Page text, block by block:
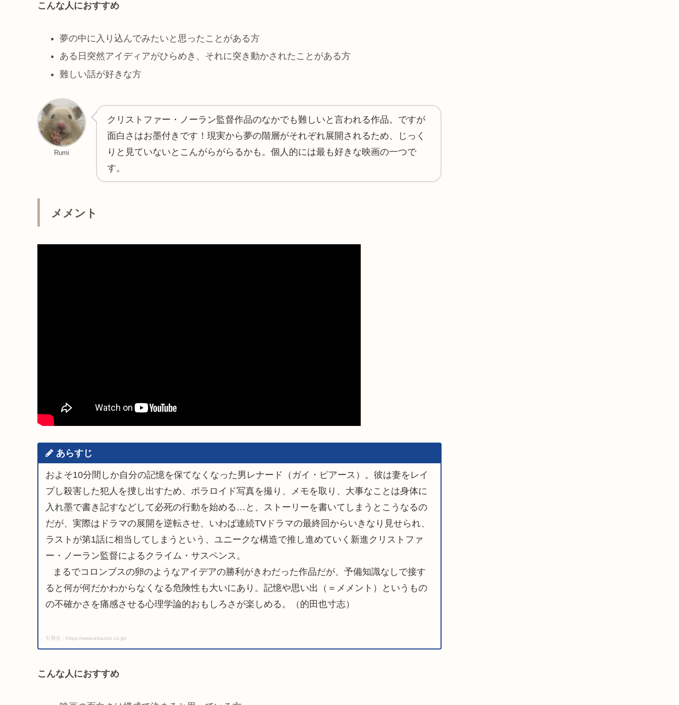
こんな人におすすめ
夢の中に入り込んでみたいと思ったことがある方
ある日突然アイディアがひらめき、それに突き動かされたことがある方
難しい話が好きな方
Rumi
クリストファー・ノーラン監督作品のなかでも難しいと言われる作品。ですが
面白さはお墨付きです！現実から夢の階層がそれぞれ展開されるため、じっく
りと見ていないとこんがらがらるかも。個人的には最も好きな映画の一つで
す。
メメント
あらすじ
およそ10分間しか自分の記憶を保てなくなった男レナード（ガイ・ピアース）。彼は妻をレイ
プし殺害した犯人を捜し出すため、ポラロイド写真を撮り、メモを取り、大事なことは身体に
入れ墨で書き記すなどして必死の行動を始める…と、ストーリーを書いてしまうとこうなるの
だが、実際はドラマの展開を逆転させ、いわば連続TVドラマの最終回からいきなり見せられ、
ラストが第1話に相当してしまうという、ユニークな構造で推し進めていく新進クリストファ
ー・ノーラン監督によるクライム・サスペンス。
まるでコロンブスの卵のようなアイデアの勝利がきわだった作品だが、予備知識なしで接す
ると何が何だかわからなくなる危険性も大いにあり。記憶や思い出（＝メメント）というもの
の不確かさを痛感させる心理学論的おもしろさが楽しめる。（的田也寸志）
引用元：https://www.amazon.co.jp/
こんな人におすすめ